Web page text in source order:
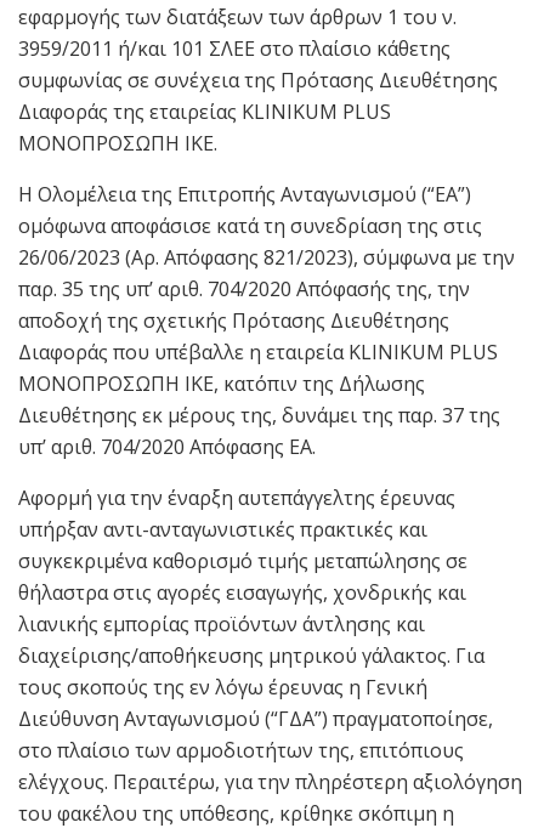
εφαρμογής των διατάξεων των άρθρων 1 του ν.
3959/2011 ή/και 101 ΣΛΕΕ στο πλαίσιο κάθετης
συμφωνίας σε συνέχεια της Πρότασης Διευθέτησης
Διαφοράς της εταιρείας KLINIKUM PLUS
ΜΟΝΟΠΡΟΣΩΠΗ ΙΚΕ.
Η Ολομέλεια της Επιτροπής Ανταγωνισμού (“ΕΑ”)
ομόφωνα αποφάσισε κατά τη συνεδρίαση της στις
26/06/2023 (Αρ. Απόφασης 821/2023), σύμφωνα με την
παρ. 35 της υπ’ αριθ. 704/2020 Απόφασής της, την
αποδοχή της σχετικής Πρότασης Διευθέτησης
Διαφοράς που υπέβαλλε η εταιρεία KLINIKUM PLUS
ΜΟΝΟΠΡΟΣΩΠΗ ΙΚΕ, κατόπιν της Δήλωσης
Διευθέτησης εκ μέρους της, δυνάμει της παρ. 37 της
υπ’ αριθ. 704/2020 Απόφασης ΕΑ.
Αφορμή για την έναρξη αυτεπάγγελτης έρευνας
υπήρξαν αντι-ανταγωνιστικές πρακτικές και
συγκεκριμένα καθορισμό τιμής μεταπώλησης σε
θήλαστρα στις αγορές εισαγωγής, χονδρικής και
λιανικής εμπορίας προϊόντων άντλησης και
διαχείρισης/αποθήκευσης μητρικού γάλακτος. Για
τους σκοπούς της εν λόγω έρευνας η Γενική
Διεύθυνση Ανταγωνισμού (“ΓΔΑ”) πραγματοποίησε,
στο πλαίσιο των αρμοδιοτήτων της, επιτόπιους
ελέγχους. Περαιτέρω, για την πληρέστερη αξιολόγηση
του φακέλου της υπόθεσης, κρίθηκε σκόπιμη η